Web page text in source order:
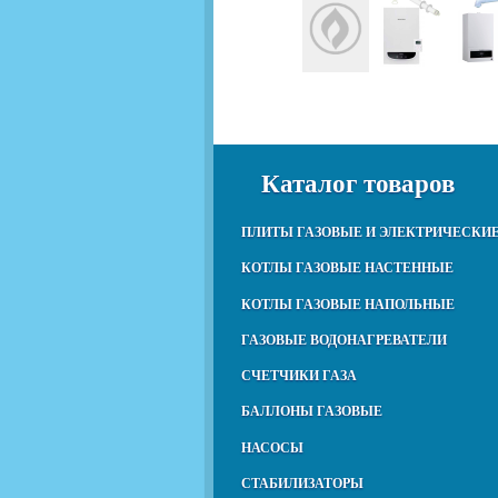
Каталог товаров
ПЛИТЫ ГАЗОВЫЕ И
КОТЛЫ ГАЗОВЫЕ НАСТЕННЫЕ
КОТЛЫ ГАЗОВЫЕ НАПОЛЬНЫЕ
ГАЗОВЫЕ ВОДОНАГРЕВАТЕЛИ
СЧЕТЧИКИ ГАЗА
БАЛЛОНЫ ГАЗОВЫЕ
НАСОСЫ
СТАБИЛИЗАТОРЫ